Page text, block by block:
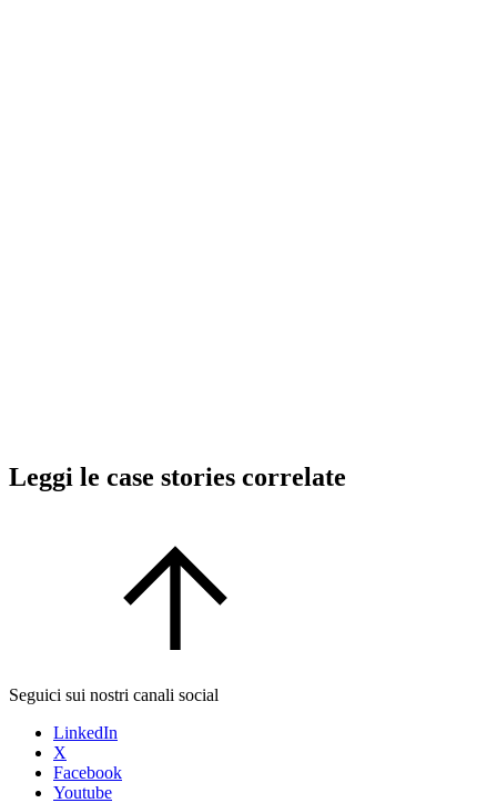
Leggi le case stories correlate
Seguici sui nostri canali social
LinkedIn
X
Facebook
Youtube